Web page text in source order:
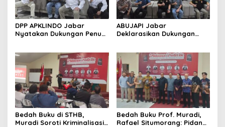
DPP APKLINDO Jabar
Nyatakan Dukungan Penuh
Bandung
ABUJAPI Jabar
Deklarasikan Dukungan
Bandung
Bedah Buku di STHB,
Muradi Soroti Kriminalisasi
Bedah Buku Prof. Muradi,
Rafael Situmorang: Pidana